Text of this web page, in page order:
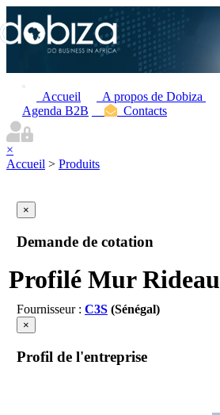
Accueil A propos de Dobiza
Agenda B2B
Contacts
×
Accueil > Produits
×
Demande de cotation
Profilé Mur Rideau
Fournisseur : C3S(Sénégal)
×
Profil de l'entreprise